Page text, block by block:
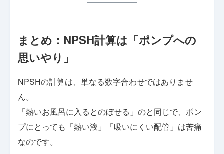
まとめ：NPSH計算は「ポンプへの
思いやり」
NPSHの計算は、単なる数字合わせではありませ
ん。
「熱いお風呂に入るとのぼせる」のと同じで、ポン
プにとっても「熱い液」「吸いにくい配管」は苦痛
なのです。